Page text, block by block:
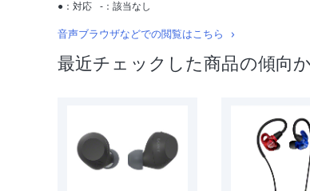
●：対応 -：該当なし
音声ブラウザなどでの閲覧はこちら
最近チェックした商品の傾向